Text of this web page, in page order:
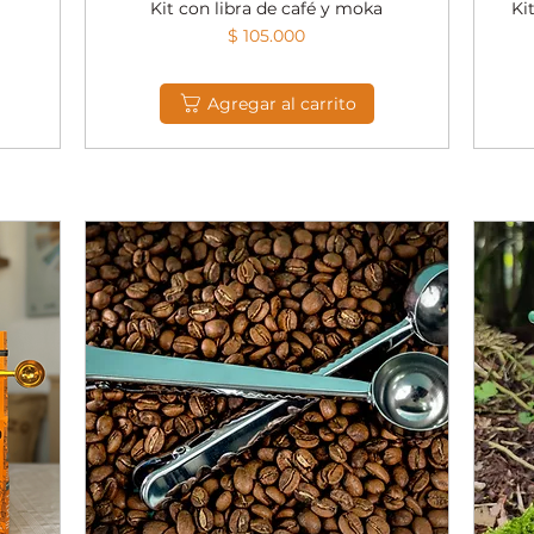
Vista rápida
Kit con libra de café y moka
Precio
$ 105.000
Agregar al carrito